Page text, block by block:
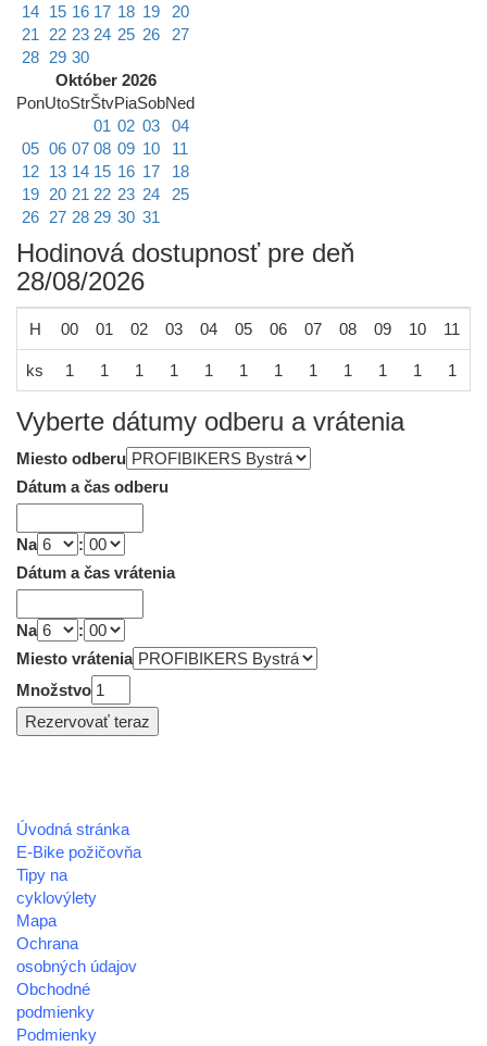
14 15 16 17 18 19
20
21
22 23 24 25 26
27
28 29 30
Október 2026
PonUtoStrŠtvPiaSobNed
01 02 03
04
05 06 07 08 09 10
11
12 13 14 15 16 17
18
19 20 21 22 23 24
25
26 27 28 29 30 31
Hodinová dostupnosť pre deň
28/08/2026
H 00 01 02 03 04 05 06 07 08 09 10 11
ks 1 1 1 1 1 1 1 1 1 1 1 1
Vyberte dátumy odberu a vrátenia
Miesto odberu
Dátum a čas odberu
Na
:
Dátum a čas vrátenia
Na
:
Miesto vrátenia
Množstvo
Úvodná stránka
E-Bike požičovňa
Tipy na
cyklovýlety
Mapa
Ochrana
osobných údajov
Obchodné
podmienky
Podmienky